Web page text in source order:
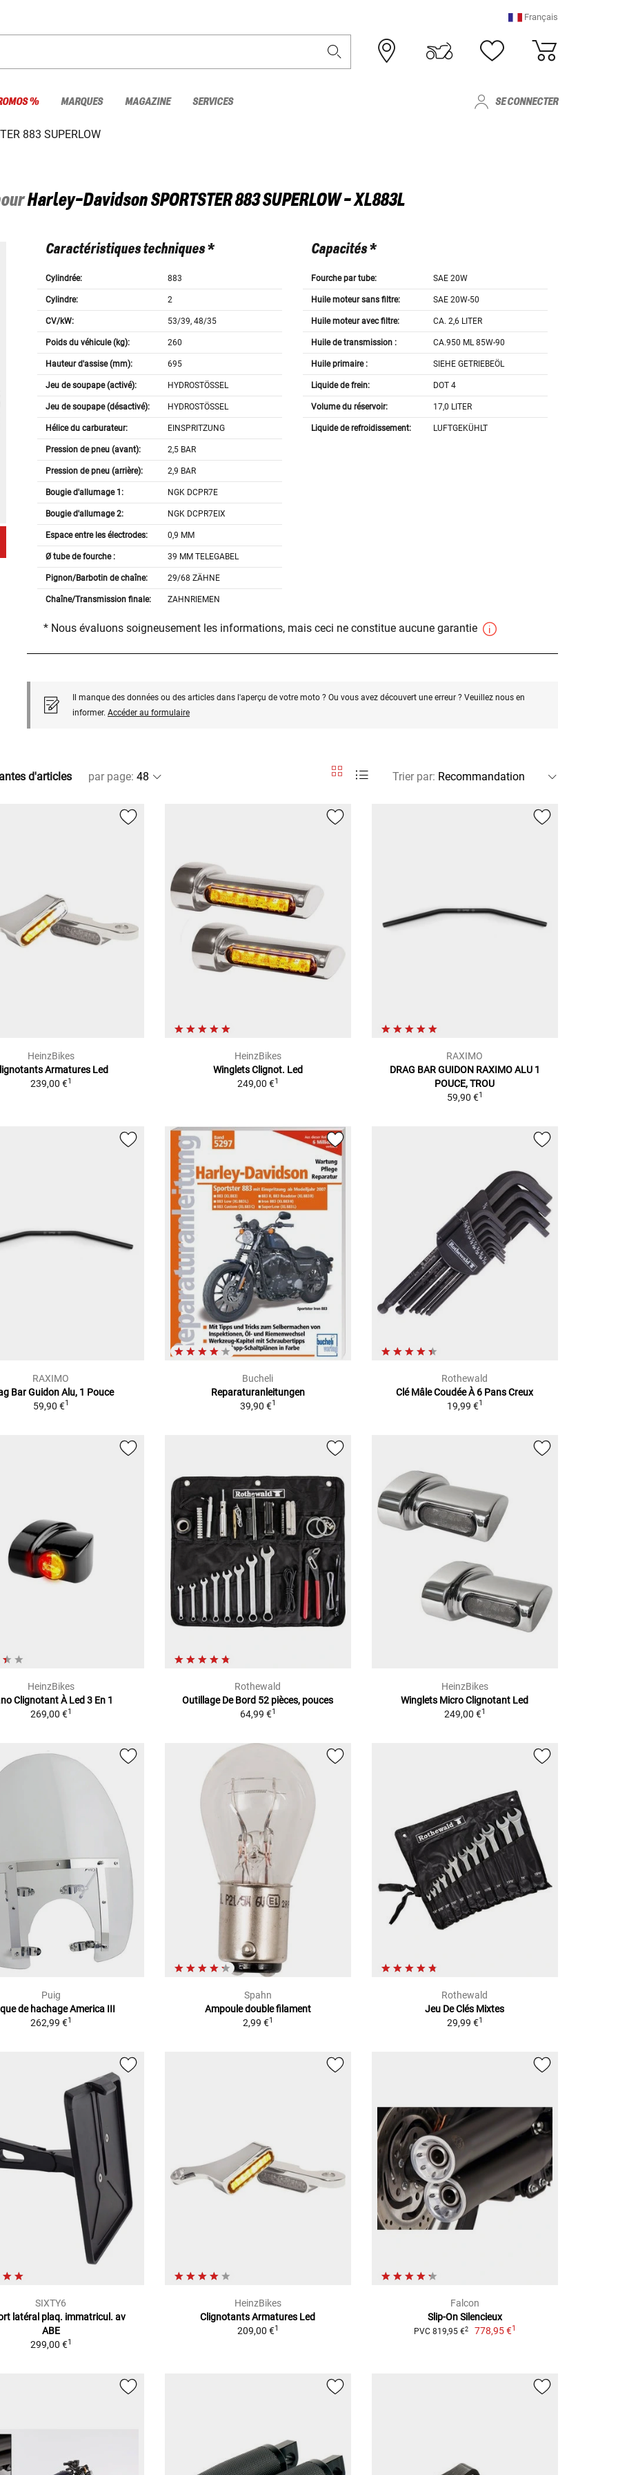
Français
% MARQUES MAGAZINE SERVICES SE CONNECTER
883 SUPERLOW
Harley-DavidsonSPORTSTER 883 SUPERLOW - XL883L
Caractéristiques techniques *
Cylindrée: 883
Cylindre: 2
CV/kW: 53/39, 48/35
Poids du véhicule (kg): 260
Hauteur d'assise (mm): 695
Jeu de soupape (activé): HYDROSTÖSSEL
Jeu de soupape (désactivé): HYDROSTÖSSEL
Hélice du carburateur: EINSPRITZUNG
Pression de pneu (avant): 2,5 BAR
Pression de pneu (arrière): 2,9 BAR
Bougie d'allumage 1: NGK DCPR7E
Bougie d'allumage 2: NGK DCPR7EIX
Espace entre les électrodes: 0,9 MM
Ø tube de fourche : 39 MM TELEGABEL
Pignon/Barbotin de chaîne: 29/68 ZÄHNE
Chaîne/Transmission finale: ZAHNRIEMEN
Capacités *
Fourche par tube: SAE 20W
Huile moteur sans filtre: SAE 20W-50
Huile moteur avec filtre: CA. 2,6 LITER
Huile de transmission : CA.950 ML 85W-90
Huile primaire : SIEHE GETRIEBEÖL
Liquide de frein: DOT 4
Volume du réservoir: 17,0 LITER
Liquide de refroidissement: LUFTGEKÜHLT
* Nous évaluons soigneusement les informations, mais ceci ne constitue aucune garantie
Il manque des données ou des articles dans l'aperçu de votre moto ? Ou vous avez découvert une erreur ? Veuillez nous en
informer. Accéder au formulaire
d'articles par page: Trier par:
HeinzBikes
Armatures Led
239,00 €1
HeinzBikes
Winglets Clignot. Led
249,00 €1
RAXIMO
DRAG BAR GUIDON RAXIMO ALU 1
POUCE, TROU
59,90 €1
RAXIMO
Bar Guidon Alu, 1 Pouce
59,90 €1
Bucheli
Reparaturanleitungen
39,90 €1
Rothewald
Clé Mâle Coudée À 6 Pans Creux
19,99 €1
HeinzBikes
Clignotant À Led 3 En 1
269,00 €1
Rothewald
Outillage De Bord 52 pièces, pouces
64,99 €1
HeinzBikes
Winglets Micro Clignotant Led
249,00 €1
Puig
de hachage America III
262,99 €1
Spahn
Ampoule double filament
2,99 €1
Rothewald
Jeu De Clés Mixtes
29,99 €1
SIXTY6
latéral plaq. immatricul. av
ABE
299,00 €1
HeinzBikes
Clignotants Armatures Led
209,00 €1
Falcon
Slip-On Silencieux
PVC 819,95 €2 778,95 €1